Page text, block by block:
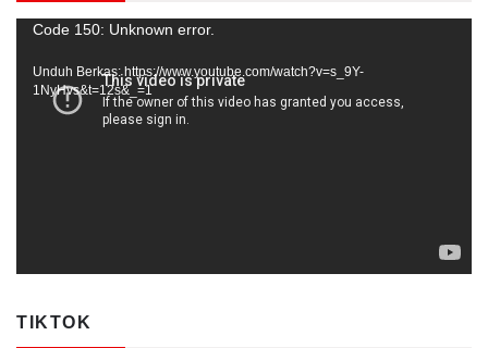
Pemutar
Video
Code 150: Unknown error.
Unduh Berkas: https://www.youtube.com/watch?v=s_9Y-
1NyHvs&t=12s&_=1
TIKTOK